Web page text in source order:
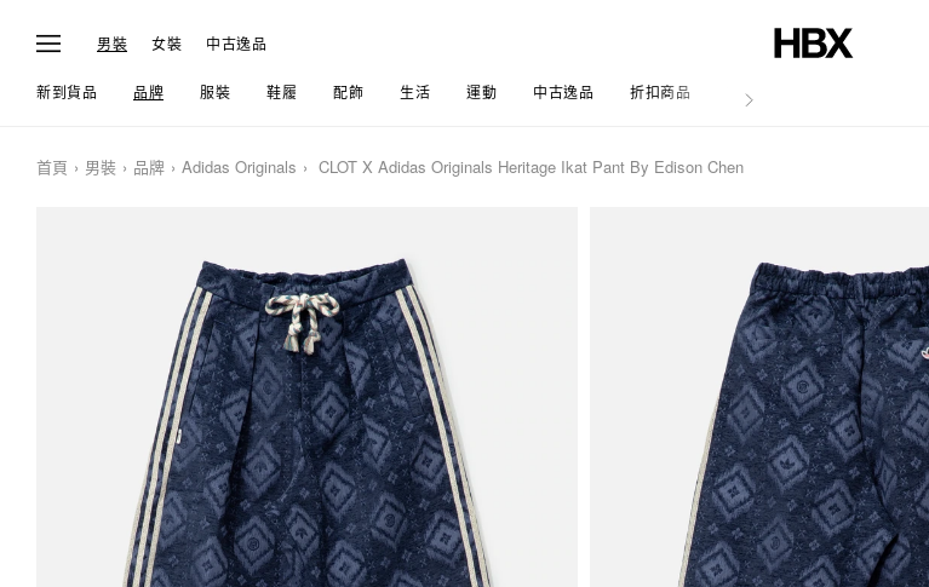
男裝 女裝 中古逸品
新到貨品 品牌 服裝 鞋履 配飾 生活 運動 中古逸品 折扣商品 文章
首頁 男裝 品牌 Adidas Originals CLOT X Adidas Originals Heritage Ikat Pant By Edison Chen